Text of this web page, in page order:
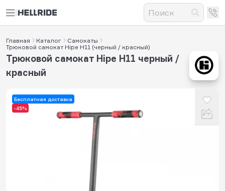
Главная Каталог
Самокаты
Трюковой самокат Hipe H11 (черный / красный)
Бесплатная доставка
-45%
Трюковой самокат Hipe H11 черный /
красный